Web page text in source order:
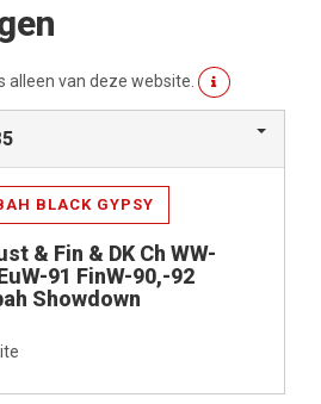
alleen van deze website.
BLACK GYPSY
& Fin & DK Ch WW-
91 FinW-90,-92
Showdown